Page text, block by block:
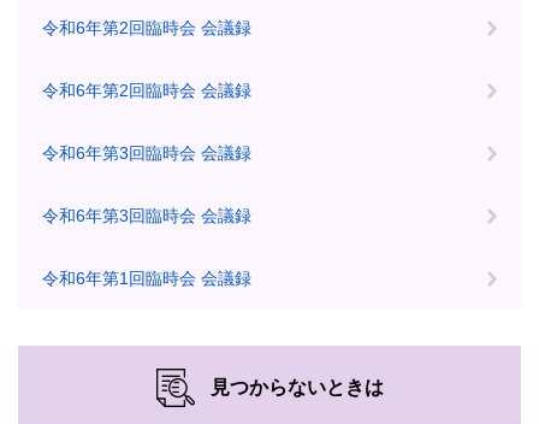
令和6年第2回臨時会 会議録
令和6年第2回臨時会 会議録
令和6年第3回臨時会 会議録
令和6年第3回臨時会 会議録
令和6年第1回臨時会 会議録
見つからないときは